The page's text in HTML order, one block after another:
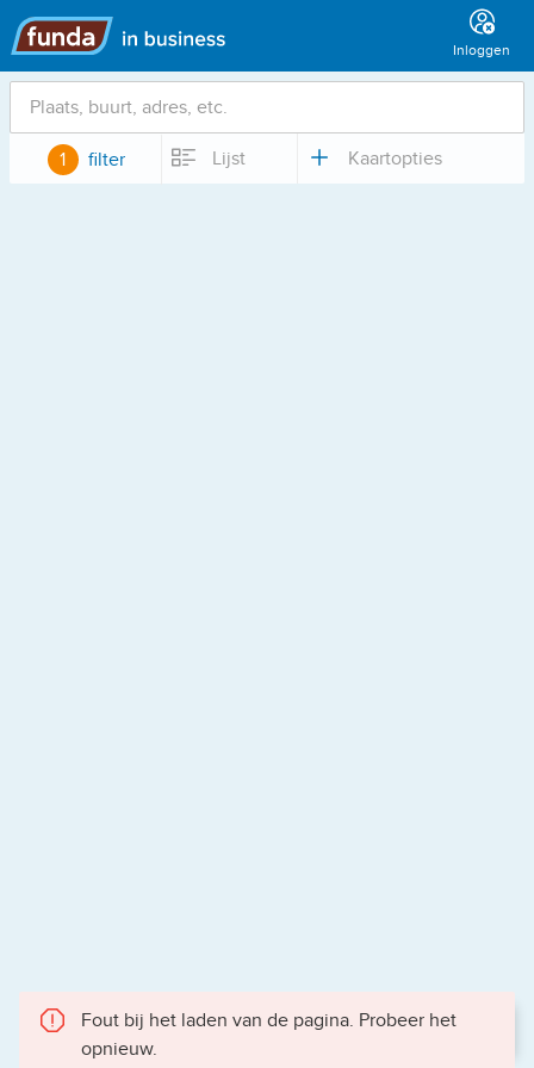
Hoofdmenu
Inloggen
Locatie
1 filter Lijst Kaartopties
Fout bij het laden van de pagina. Probeer het
opnieuw.